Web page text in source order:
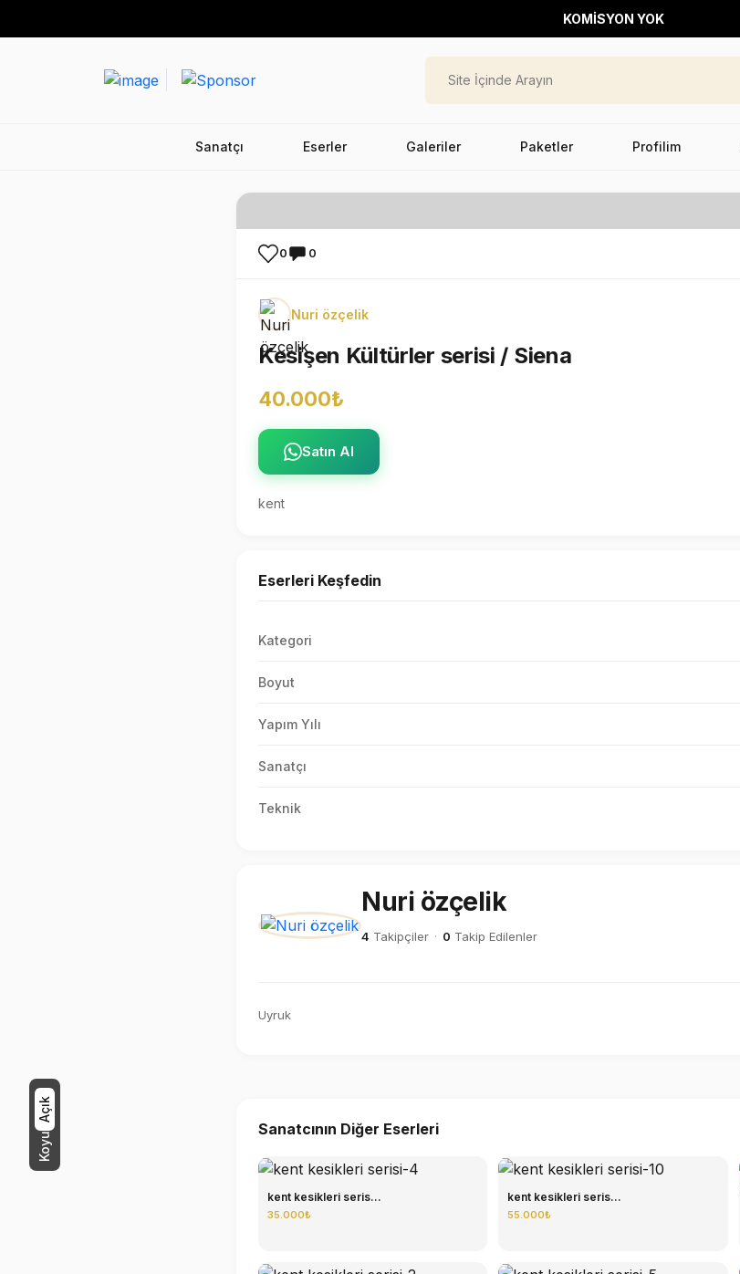
Koyu
Açık
KOMİSYON YOK
Sanatçı Eserler Galeriler Paketler Profilim
0 0
Nuri özçelik
Kesişen Kültürler serisi / Siena
40.000₺
Satın Al
kent
Eserleri Keşfedin
Kategori
Boyut
Yapım Yılı
Sanatçı
Teknik
Nuri özçelik
4 Takipçiler · 0 Takip Edilenler
Uyruk
Sanatcının Diğer Eserleri
kent kesikleri seris...
35.000₺
kent kesikleri seris...
55.000₺